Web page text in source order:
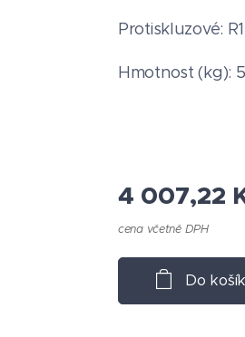
Protiskluzové:
Hmotnost (kg):
4 007,22
cena včetně DPH
Do